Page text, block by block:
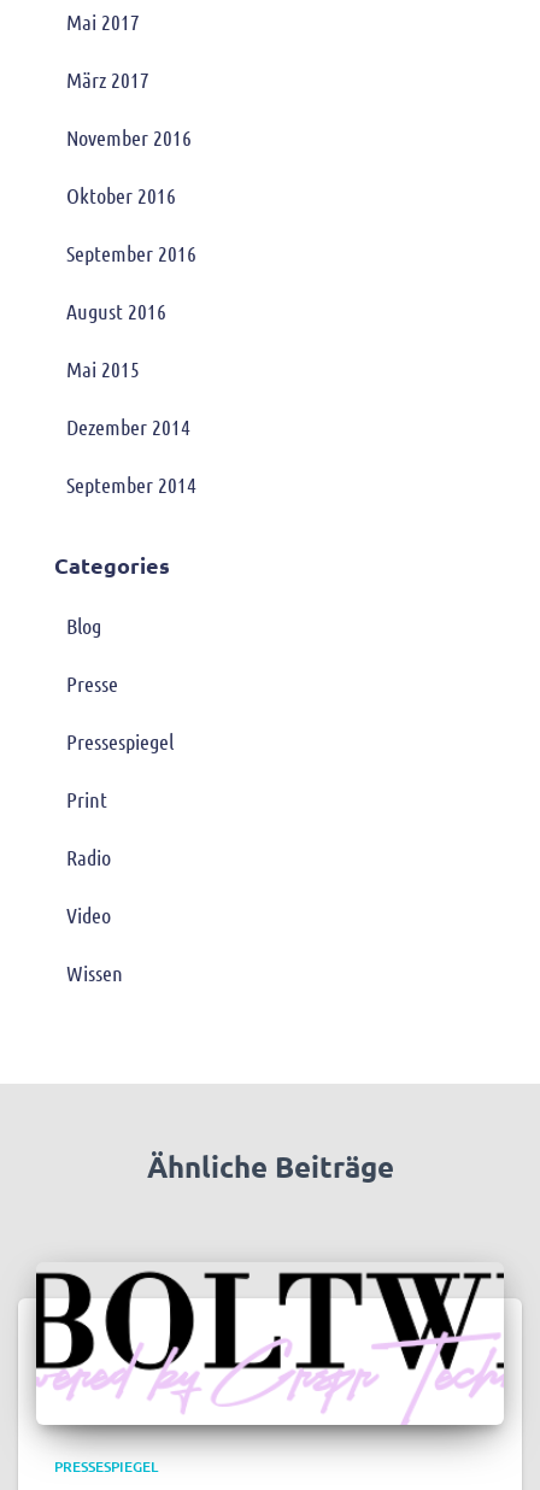
Mai 2017
März 2017
November 2016
Oktober 2016
September 2016
August 2016
Mai 2015
Dezember 2014
September 2014
Categories
Blog
Presse
Pressespiegel
Print
Radio
Video
Wissen
Ähnliche Beiträge
PRESSESPIEGEL